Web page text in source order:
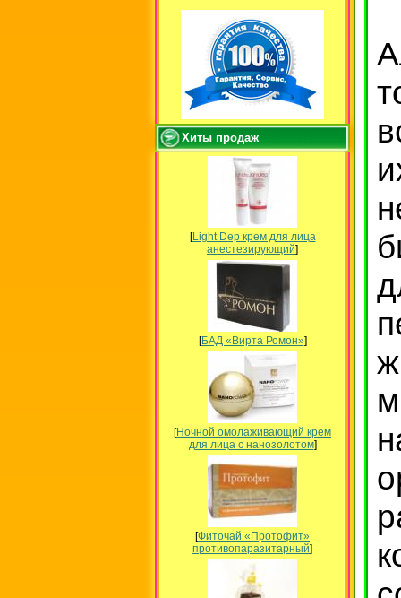
Хиты продаж
[Light Dep крем для лица
анестезирующий]
[БАД «Вирта Ромон»]
[Ночной омолаживающий крем
для лица с нанозолотом]
[Фиточай «Протофит»
противопаразитарный]